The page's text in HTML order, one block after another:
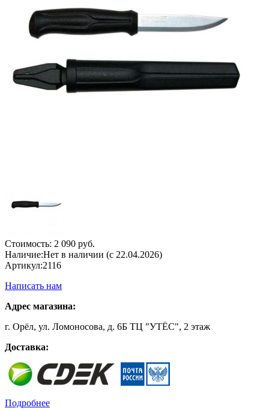
Стоимость: 2 090 руб.
Наличие:Нет в наличии (с 22.04.2026)
Артикул:2116
Написать нам
Адрес магазина:
г. Орёл, ул. Ломоносова, д. 6Б ТЦ "УТЁС", 2 этаж
Доставка:
Подробнее